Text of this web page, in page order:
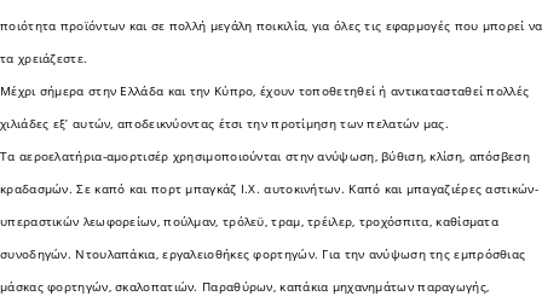
ποιότητα προϊόντων και σε πολλή μεγάλη ποικιλία, για όλες τις εφαρμογές που μπορεί να
τα χρειάζεστε.
Μέχρι σήμερα στην Ελλάδα και την Κύπρο, έχουν τοποθετηθεί ή αντικατασταθεί πολλές
χιλιάδες εξ’ αυτών, αποδεικνύοντας έτσι την προτίμηση των πελατών μας.
Τα αεροελατήρια-αμορτισέρ χρησιμοποιούνται στην ανύψωση, βύθιση, κλίση, απόσβεση
κραδασμών. Σε καπό και πορτ μπαγκάζ Ι.Χ. αυτοκινήτων. Καπό και μπαγαζιέρες αστικών-
υπεραστικών λεωφορείων, πούλμαν, τρόλεϋ, τραμ, τρέιλερ, τροχόσπιτα, καθίσματα
συνοδηγών. Ντουλαπάκια, εργαλειοθήκες φορτηγών. Για την ανύψωση της εμπρόσθιας
μάσκας φορτηγών, σκαλοπατιών. Παραθύρων, καπάκια μηχανημάτων παραγωγής,